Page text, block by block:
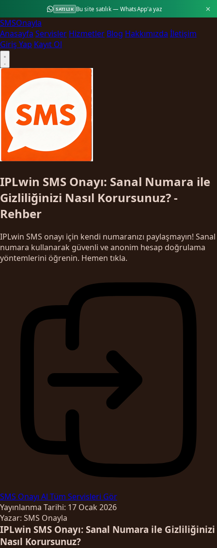
SATILIK Bu site satılık — WhatsApp'a yaz
SMSOnayla
Anasayfa Servisler Hizmetler Blog Hakkımızda İletişim
Giriş Yap Kayıt Ol
IPLwin SMS Onayı: Sanal Numara ile
Gizliliğinizi Nasıl Korursunuz? -
Rehber
IPLwin SMS onayı için kendi numaranızı paylaşmayın! Sanal
numara kullanarak güvenli ve anonim hesap doğrulama
yöntemlerini öğrenin. Hemen tıkla.
SMS Onayı Al Tüm Servisleri Gör
Yayınlanma Tarihi: 17 Ocak 2026
Yazar: SMS Onayla
IPLwin SMS Onayı: Sanal Numara ile Gizliliğinizi
Nasıl Korursunuz?